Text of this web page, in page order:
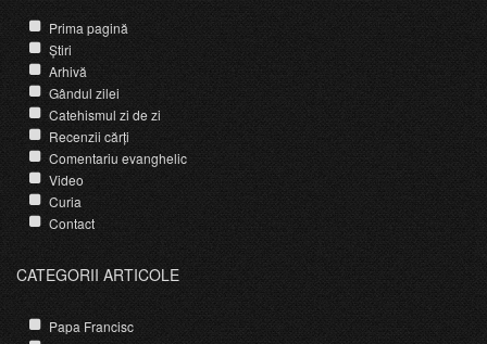
Prima pagină
Știri
Arhivă
Gândul zilei
Catehismul zi de zi
Recenzii cărți
Comentariu evanghelic
Video
Curia
Contact
CATEGORII ARTICOLE
Papa Francisc